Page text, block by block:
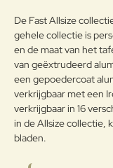
Onderhoudsadvies
g:
Note:
Waardering:
Waarderin
g:
Slecht
De Fast Allsize
gehele collectie is
en de maat van het
van geëxtrudeerd
een gepoedercoat
verkrijgbaar met een
verkrijgbaar in 16
in de Allsize collectie,
bladen.